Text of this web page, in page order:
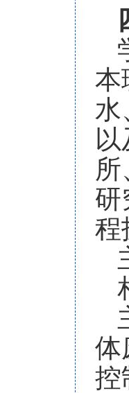
本
水
程
体
控